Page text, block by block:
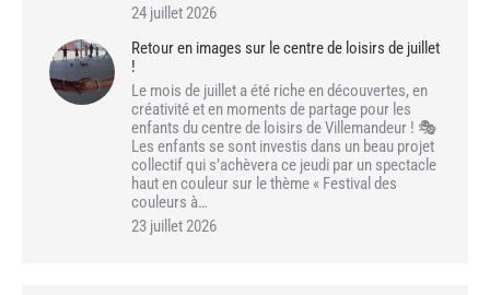
24 juillet 2026
Retour en images sur le centre de loisirs de juillet
!
Le mois de juillet a été riche en découvertes, en
créativité et en moments de partage pour les
enfants du centre de loisirs de Villemandeur ! 🎭
Les enfants se sont investis dans un beau projet
collectif qui s’achèvera ce jeudi par un spectacle
haut en couleur sur le thème « Festival des
couleurs à…
23 juillet 2026